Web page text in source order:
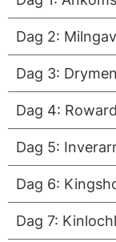
Dag 2: